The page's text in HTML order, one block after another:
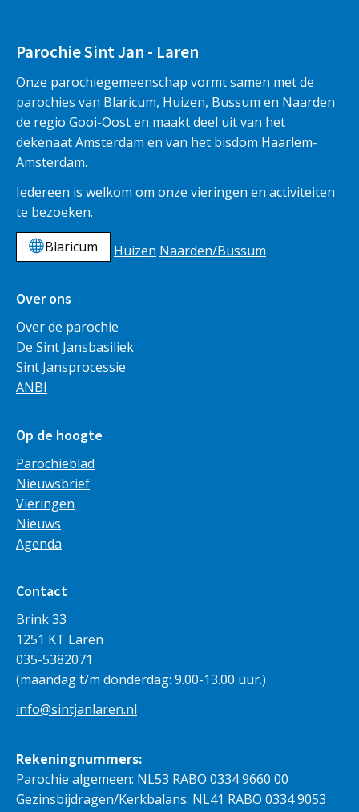
Parochie Sint Jan - Laren
Onze parochiegemeenschap vormt samen met de
parochies van Blaricum, Huizen, Bussum en Naarden
de regio Gooi-Oost en maakt deel uit van het
dekenaat Amsterdam en van het bisdom Haarlem-
Amsterdam.
Iedereen is welkom om onze vieringen en activiteiten
te bezoeken.
Blaricum
Huizen Naarden/Bussum
Over ons
Over de parochie
De Sint Jansbasiliek
Sint Jansprocessie
ANBI
Op de hoogte
Parochieblad
Nieuwsbrief
Vieringen
Nieuws
Agenda
Contact
Brink 33
1251 KT Laren
035-5382071
(maandag t/m donderdag: 9.00-13.00 uur.)
info@sintjanlaren.nl
Rekeningnummers:
Parochie algemeen: NL53 RABO 0334 9660 00
Gezinsbijdragen/Kerkbalans: NL41 RABO 0334 9053